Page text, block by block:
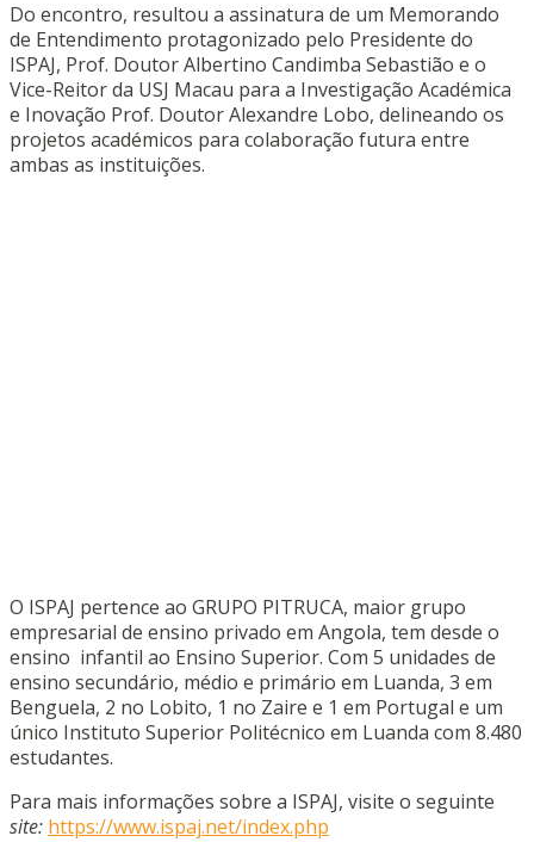
Do encontro, resultou a assinatura de um Memorando
de Entendimento protagonizado pelo Presidente do
ISPAJ, Prof. Doutor Albertino Candimba Sebastião e o
Vice-Reitor da USJ Macau para a Investigação Académica
e Inovação Prof. Doutor Alexandre Lobo, delineando os
projetos académicos para colaboração futura entre
ambas as instituições.
O ISPAJ pertence ao GRUPO PITRUCA, maior grupo
empresarial de ensino privado em Angola, tem desde o
ensino infantil ao Ensino Superior. Com 5 unidades de
ensino secundário, médio e primário em Luanda, 3 em
Benguela, 2 no Lobito, 1 no Zaire e 1 em Portugal e um
único Instituto Superior Politécnico em Luanda com 8.480
estudantes.
Para mais informações sobre a ISPAJ, visite o seguinte
site: https://www.ispaj.net/index.php